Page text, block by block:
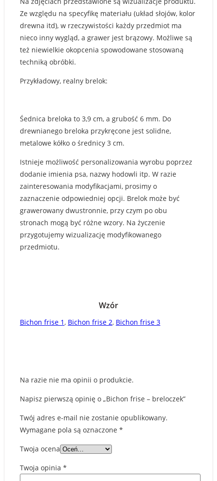
Ze względu na specyfikę materiału (układ słojów, kolor
drewna itd), w rzeczywistości każdy przedmiot ma
nieco inny wygląd, a grawer jest brązowy. Możliwe są
też niewielkie okopcenia spowodowane stosowaną
techniką obróbki.
Przykładowy, realny brelok:
Śednica breloka to 3,9 cm, a grubość 6 mm. Do
drewnianego breloka przykręcone jest solidne,
metalowe kółko o średnicy 3 cm.
Istnieje możliwość personalizowania wyrobu poprzez
dodanie imienia psa, nazwy hodowli itp. W razie
zainteresowania modyfikacjami, prosimy o
zaznaczenie odpowiedniej opcji. Brelok może być
grawerowany dwustronnie, przy czym po obu
stronach mogą być różne wzory. Na życzenie
przygotujemy wizualizację modyfikowanego
przedmiotu.
Wzór
Bichon frise 1, Bichon frise 2, Bichon frise 3
Na razie nie ma opinii o produkcie.
Napisz pierwszą opinię o „Bichon frise – breloczek”
Twój adres e-mail nie zostanie opublikowany.
Wymagane pola są oznaczone *
Twoja ocena
Twoja opinia *